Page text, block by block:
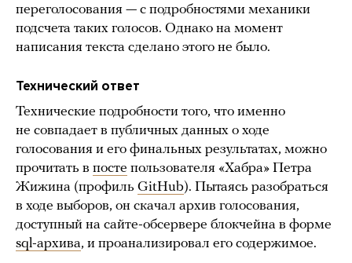
переголосования — с подробностями механики
подсчета таких голосов. Однако на момент
написания текста сделано этого не было.
Технический ответ
Технические подробности того, что именно
не совпадает в публичных данных о ходе
голосования и его финальных результатах, можно
прочитать в посте пользователя «Хабра» Петра
Жижина (профиль GitHub). Пытаясь разобраться
в ходе выборов, он скачал архив голосования,
доступный на сайте-обсервере блокчейна в форме
sql-архива, и проанализировал его содержимое.